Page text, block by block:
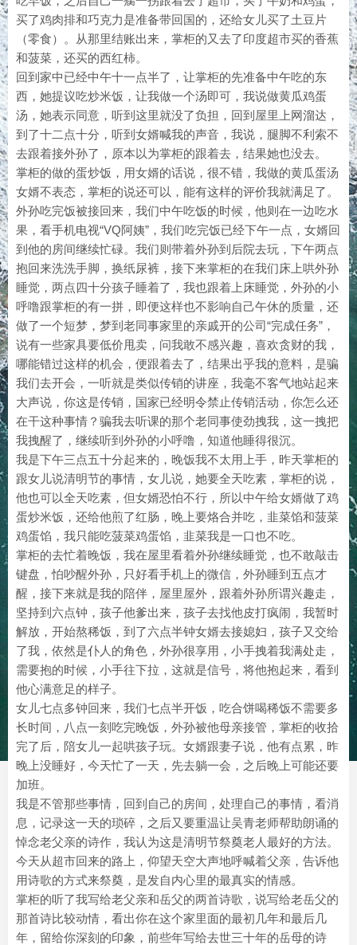
买了鸡肉排和巧克力是准备带回国的，还给女儿买了土豆片
（零食）。从那里结账出来，掌柜的又去了印度超市买的香蕉
和菠菜，还买的西红柿。
回到家中已经中午十一点半了，让掌柜的先准备中午吃的东
西，她提议吃炒米饭，让我做一个汤即可，我说做黄瓜鸡蛋
汤，她表示同意，听到这里就没了负担，回到屋里上网溜达，
到了十二点十分，听到女婿喊我的声音，我说，腿脚不利索不
去跟着接外孙了，原本以为掌柜的跟着去，结果她也没去。
掌柜的做的蛋炒饭，用女婿的话说，很不错，我做的黄瓜蛋汤
女婿不表态，掌柜的说还可以，能有这样的评价我就满足了。
外孙吃完饭被接回来，我们中午吃饭的时候，他则在一边吃水
果，看手机电视“VQ阿姨”，我们吃完饭已经下午一点，女婿回
到他的房间继续忙碌。我们则带着外孙到后院去玩，下午两点
抱回来洗洗手脚，换纸尿裤，接下来掌柜的在我们床上哄外孙
睡觉，两点四十分孩子睡着了，我也跟着上床睡觉，外孙的小
呼噜跟掌柜的有一拼，即便这样也不影响自己午休的质量，还
做了一个短梦，梦到老同事家里的亲戚开的公司“完成任务”，
说有一些家具要低价甩卖，问我敢不感兴趣，喜欢贪财的我，
哪能错过这样的机会，便跟着去了，结果出乎我的意料，是骗
我们去开会，一听就是类似传销的讲座，我毫不客气地站起来
大声说，你这是传销，国家已经明令禁止传销活动，你怎么还
在干这种事情？骗我去听课的那个老同事使劲拽我，这一拽把
我拽醒了，继续听到外孙的小呼噜，知道他睡得很沉。
我是下午三点五十分起来的，晚饭我不太用上手，昨天掌柜的
跟女儿说清明节的事情，女儿说，她要全天吃素，掌柜的说，
他也可以全天吃素，但女婿恐怕不行，所以中午给女婿做了鸡
蛋炒米饭，还给他煎了红肠，晚上要烙合并吃，韭菜馅和菠菜
鸡蛋馅，我只能吃菠菜鸡蛋馅，韭菜我是一口也不吃。
掌柜的去忙着晚饭，我在屋里看着外孙继续睡觉，也不敢敲击
键盘，怕吵醒外孙，只好看手机上的微信，外孙睡到五点才
醒，接下来就是我的陪伴，屋里屋外，跟着外孙所谓兴趣走，
坚持到六点钟，孩子他爹出来，孩子去找他皮打疯闹，我暂时
解放，开始熬稀饭，到了六点半钟女婿去接媳妇，孩子又交给
了我，依然是仆人的角色，外孙很享用，小手拽着我满处走，
需要抱的时候，小手往下拉，这就是信号，将他抱起来，看到
他心满意足的样子。
女儿七点多钟回来，我们七点半开饭，吃合饼喝稀饭不需要多
长时间，八点一刻吃完晚饭，外孙被他母亲接管，掌柜的收拾
完了后，陪女儿一起哄孩子玩。女婿跟妻子说，他有点累，昨
晚上没睡好，今天忙了一天，先去躺一会，之后晚上可能还要
加班。
我是不管那些事情，回到自己的房间，处理自己的事情，看消
息，记录这一天的琐碎，之后又要重温让吴青老师帮助朗诵的
悼念老父亲的诗作，我认为这是清明节祭奠老人最好的方法。
今天从超市回来的路上，仰望天空大声地呼喊着父亲，告诉他
用诗歌的方式来祭奠，是发自内心里的最真实的情感。
掌柜的听了我写给老父亲和岳父的两首诗歌，说写给老岳父的
那首诗比较动情，看出你在这个家里面的最初几年和最后几
年，留给你深刻的印象，前些年写给去世三十年的岳母的诗